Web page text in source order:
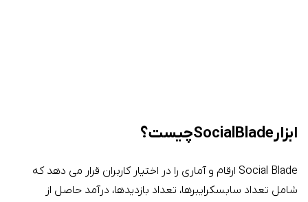
ابزار Social Blade چیست؟
Social Blade ارقام و آماری را در اختیار کاربران قرار می دهد که
شامل تعداد سابسکرایبرها، تعداد بازدیدها، درآمد حاصل از